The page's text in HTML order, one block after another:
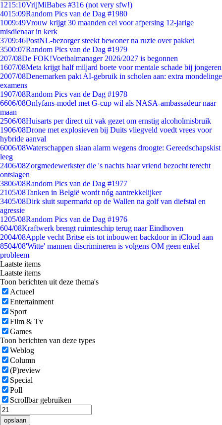
1215:10VrijMiBabes #316 (not very sfw!)
4015:09Random Pics van de Dag #1980
1009:49Vrouw krijgt 30 maanden cel voor afpersing 12-jarige
misdienaar in kerk
3709:46PostNL-bezorger steekt bewoner na ruzie over pakket
3500:07Random Pics van de Dag #1979
207/08De FOK!Voetbalmanager 2026/2027 is begonnen
1607/08Meta krijgt half miljard boete voor mentale schade bij jongeren
2007/08Denemarken pakt AI-gebruik in scholen aan: extra mondelinge
examens
1907/08Random Pics van de Dag #1978
6606/08Onlyfans-model met G-cup wil als NASA-ambassadeur naar
maan
2506/08Huisarts per direct uit vak gezet om ernstig alcoholmisbruik
1906/08Drone met explosieven bij Duits vliegveld voedt vrees voor
hybride aanval
6006/08Waterschappen slaan alarm wegens droogte: Gereedschapskist
leeg
2406/08Zorgmedewerkster die 's nachts haar vriend bezocht terecht
ontslagen
3806/08Random Pics van de Dag #1977
2105/08Tanken in België wordt nóg aantrekkelijker
3405/08Dirk sluit supermarkt op de Wallen na golf van diefstal en
agressie
1205/08Random Pics van de Dag #1976
604/08Kraftwerk brengt ruimteschip terug naar Eindhoven
2004/08Apple vecht Britse eis tot inbouwen backdoor in iCloud aan
8504/08'Witte' mannen discrimineren is volgens OM geen enkel
probleem
Laatste items
Laatste items
Toon berichten uit deze thema's
Actueel
Entertainment
Sport
Film & Tv
Games
Toon berichten van deze types
Weblog
Column
(P)review
Special
Poll
Scrollbar gebruiken
opslaan